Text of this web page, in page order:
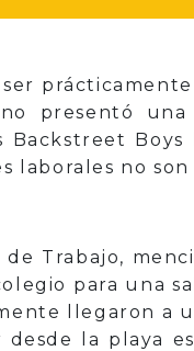
ser
presentó
Backstreet
no son
de Trabajo,
para una
llegaron a
la playa